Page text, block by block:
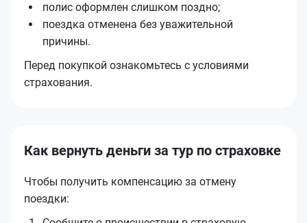
полис оформлен слишком поздно;
поездка отменена без уважительной
причины.
Перед покупкой ознакомьтесь с условиями
страхования.
Как вернуть деньги за тур по страховке
Чтобы получить компенсацию за отмену
поездки: